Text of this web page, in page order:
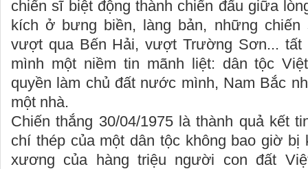
chiến sĩ biệt động thành chiến đấu giữa
kích ở bưng biền, làng bản, những chiến
vượt qua Bến Hải, vượt Trường Sơn... tất
mình một niềm tin mãnh liệt: dân tộc
quyền làm chủ đất nước mình, Nam Bắc
một nhà.
Chiến thắng 30/04/1975 là thành quả kết
chí thép của một dân tộc không bao giờ bị
xương của hàng triệu người con đất